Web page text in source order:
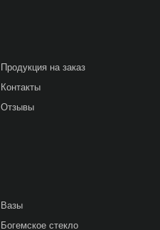
Продукция на заказ
Контакты
Отзывы
Вазы
Богемское стекло